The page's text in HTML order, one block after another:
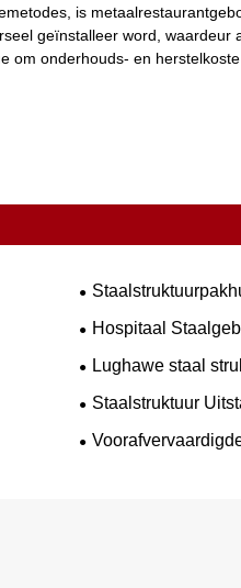
is
geïnstalleer word, waardeur
om onderhouds- en herstelkoste
Hospitaal
Lughawe staal
Staalstruktuur